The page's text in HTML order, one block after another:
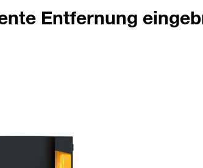
Entfernung